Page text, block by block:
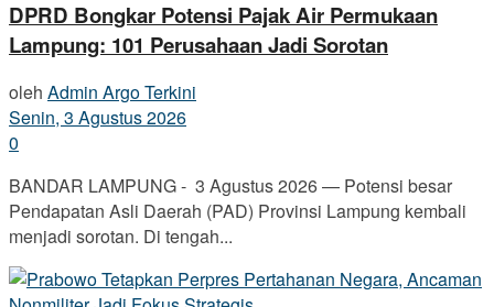
DPRD Bongkar Potensi Pajak Air Permukaan
Lampung: 101 Perusahaan Jadi Sorotan
oleh Admin Argo Terkini
Senin, 3 Agustus 2026
0
BANDAR LAMPUNG - 3 Agustus 2026 — Potensi besar
Pendapatan Asli Daerah (PAD) Provinsi Lampung kembali
menjadi sorotan. Di tengah...